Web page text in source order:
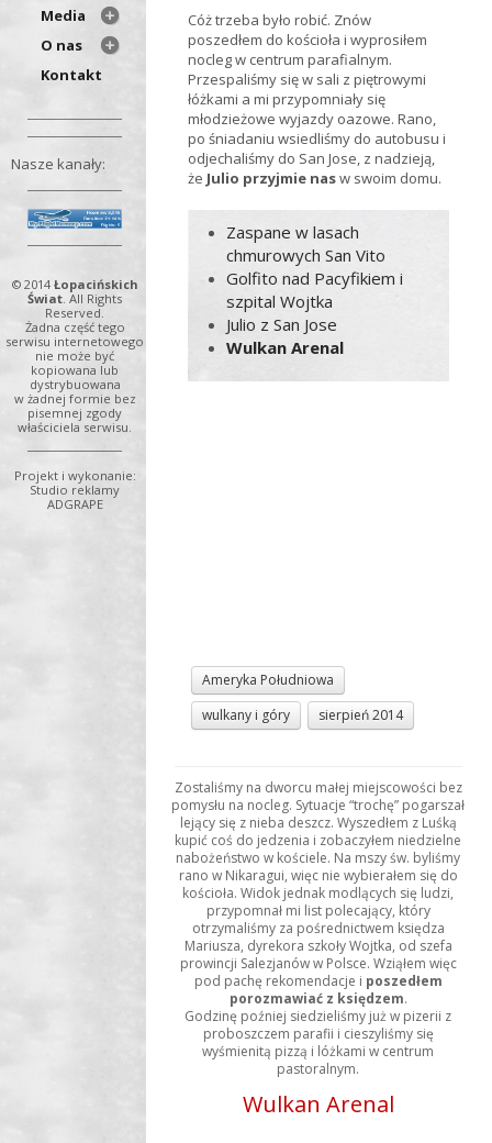
Media
O nas
Kontakt
Nasze kanały:
© 2014 Łopacińskich
Świat. All Rights
Reserved.
Żadna część tego
serwisu internetowego
nie może być
kopiowana lub
dystrybuowana
w żadnej formie bez
pisemnej zgody
właściciela serwisu.
Projekt i wykonanie:
Studio reklamy
ADGRAPE
Cóż trzeba było robić. Znów
poszedłem do kościoła i wyprosiłem
nocleg w centrum parafialnym.
Przespaliśmy się w sali z piętrowymi
łóżkami a mi przypomniały się
młodzieżowe wyjazdy oazowe. Rano,
po śniadaniu wsiedliśmy do autobusu i
odjechaliśmy do San Jose, z nadzieją,
że Julio przyjmie nasw swoim domu.
Zaspane w lasach
chmurowych San Vito
Golfito nad Pacyfikiem i
szpital Wojtka
Julio z San Jose
Wulkan Arenal
Ameryka Południowa
wulkany i góry
sierpień 2014
Zostaliśmy na dworcu małej miejscowości bez
pomysłu na nocleg. Sytuacje “trochę” pogarszał
lejący się z nieba deszcz. Wyszedłem z Luśką
kupić coś do jedzenia i zobaczyłem niedzielne
nabożeństwo w kościele. Na mszy św. byliśmy
rano w Nikaragui, więc nie wybierałem się do
kościoła. Widok jednak modlących się ludzi,
przypomnał mi list polecający, który
otrzymaliśmy za pośrednictwem księdza
Mariusza, dyrekora szkoły Wojtka, od szefa
prowincji Salezjanów w Polsce. Wziąłem więc
pod pachę rekomendacje i poszedłem
porozmawiać z księdzem.
Godzinę poźniej siedzieliśmy już w pizerii z
proboszczem parafii i cieszyliśmy się
wyśmienitą pizzą i lóżkami w centrum
pastoralnym.
Wulkan Arenal